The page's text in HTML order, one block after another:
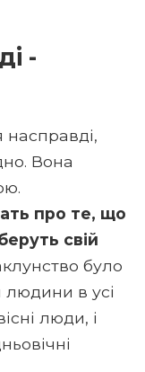
-
насправді,
Вона
про те, що
свій
було
в усі
люди, і